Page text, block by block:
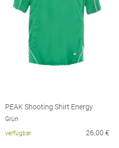
PEAK Shooting Shirt Energy
Grün
verfügbar
26,00 €